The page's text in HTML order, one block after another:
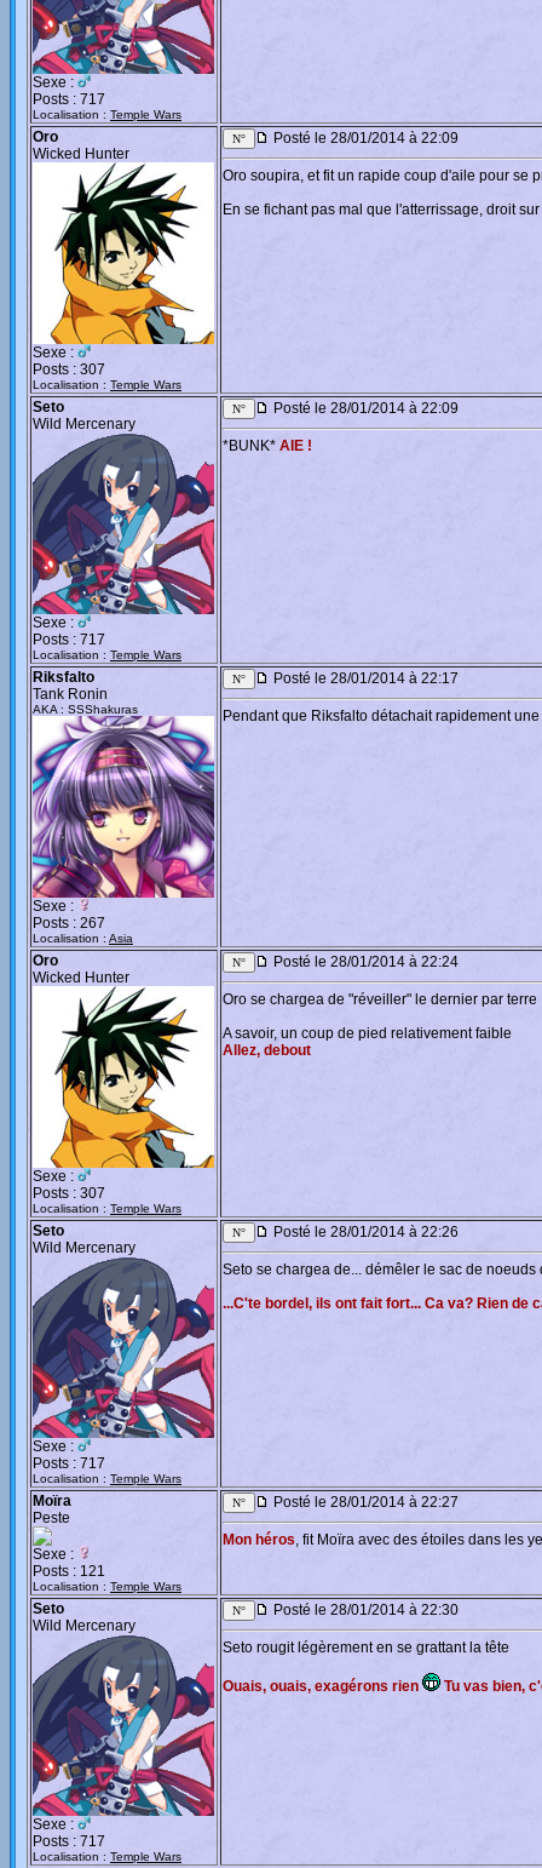
Sexe :
Posts : 717
Localisation : Temple Wars
Oro
Wicked Hunter
Sexe :
Posts : 307
Localisation : Temple Wars
Posté le 28/01/2014 à 22:09
Oro soupira, et fit un rapide coup d'aile pour se
En se fichant pas mal que l'atterrissage, droit
Seto
Wild Mercenary
Sexe :
Posts : 717
Localisation : Temple Wars
Posté le 28/01/2014 à 22:09
*BUNK* AIE !
Riksfalto
Tank Ronin
AKA : SSShakuras
Sexe :
Posts : 267
Localisation : Asia
Posté le 28/01/2014 à 22:17
Pendant que Riksfalto détachait rapidement
Oro
Wicked Hunter
Sexe :
Posts : 307
Localisation : Temple Wars
Posté le 28/01/2014 à 22:24
Oro se chargea de "réveiller" le dernier par terre
A savoir, un coup de pied relativement faible
Allez, debout
Seto
Wild Mercenary
Sexe :
Posts : 717
Localisation : Temple Wars
Posté le 28/01/2014 à 22:26
Seto se chargea de... démêler le sac de
...C'te bordel, ils ont fait fort... Ca va? Rien de
Moïra
Peste
Sexe :
Posts : 121
Localisation : Temple Wars
Posté le 28/01/2014 à 22:27
Mon héros, fit Moïra avec des étoiles dans les
Seto
Wild Mercenary
Sexe :
Posts : 717
Localisation : Temple Wars
Posté le 28/01/2014 à 22:30
Seto rougit légèrement en se grattant la tête
Ouais, ouais, exagérons rien Tu vas bien,